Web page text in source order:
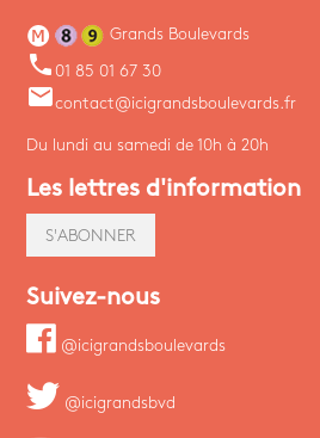
Grands Boulevards
phone 01 85 01 67 30
emailcontact@icigrandsboulevards.fr
Du lundi au samedi de 10h à 20h
Les lettres d'information
S'ABONNER
Suivez-nous
@icigrandsboulevards
@icigrandsbvd